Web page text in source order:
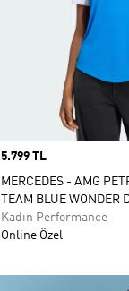
Price
5.799 TL
MERCEDES - AMG
TEAM BLUE WONDER
Kadın Performance
Online Özel